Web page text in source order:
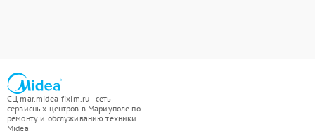
СЦ mar.midea-fixim.ru - сеть
сервисных центров в Мариуполе по
ремонту и обслуживанию техники
Midea